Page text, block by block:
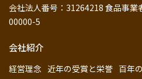
会社法人番号：31264218 食品事
00000-5
会社紹介
経営理念 近年の受賞と栄誉 百年